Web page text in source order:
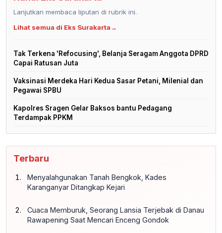
Lanjutkan membaca liputan di rubrik ini.
Lihat semua di Eks Surakarta→
Tak Terkena 'Refocusing', Belanja Seragam Anggota DPRD
Capai Ratusan Juta
Vaksinasi Merdeka Hari Kedua Sasar Petani, Milenial dan
Pegawai SPBU
Kapolres Sragen Gelar Baksos bantu Pedagang
Terdampak PPKM
Terbaru
Menyalahgunakan Tanah Bengkok, Kades
Karanganyar Ditangkap Kejari
Cuaca Memburuk, Seorang Lansia Terjebak di Danau
Rawapening Saat Mencari Enceng Gondok